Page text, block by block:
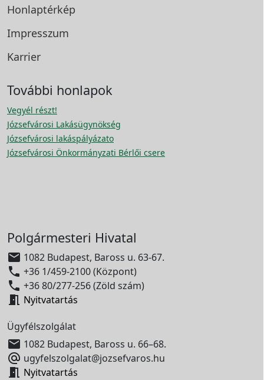
Honlaptérkép
Impresszum
Karrier
További honlapok
Vegyél részt!
Józsefvárosi Lakásügynökség
Józsefvárosi lakáspályázato
Józsefvárosi Önkormányzati Bérlői csere
Polgármesteri Hivatal
 1082 Budapest, Baross u. 63-67.
 +36 1/459-2100 (Központ)
 +36 80/277-256 (Zöld szám)
 Nyitvatartás
Ügyfélszolgálat
 1082 Budapest, Baross u. 66–68.
 ugyfelszolgalat@jozsefvaros.hu
 Nyitvatartás